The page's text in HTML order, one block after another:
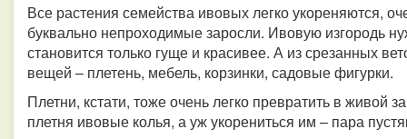
Все растения семейства ивовых легко укореняются,
буквально непроходимые заросли. Ивовую изгородь
становится только гуще и красивее. А из срезанных
вещей – плетень, мебель, корзинки, садовые фигурки.
Плетни, кстати, тоже очень легко превратить в живой
плетня ивовые колья, а уж укорениться им – пара